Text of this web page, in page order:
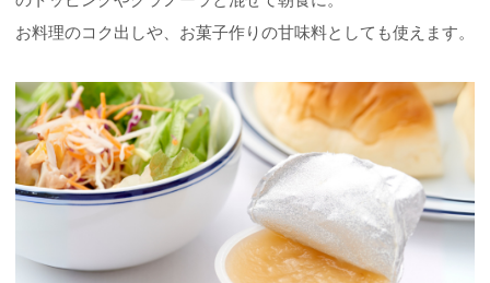
お料理のコク出しや、お菓子作りの甘味料としても使えます。